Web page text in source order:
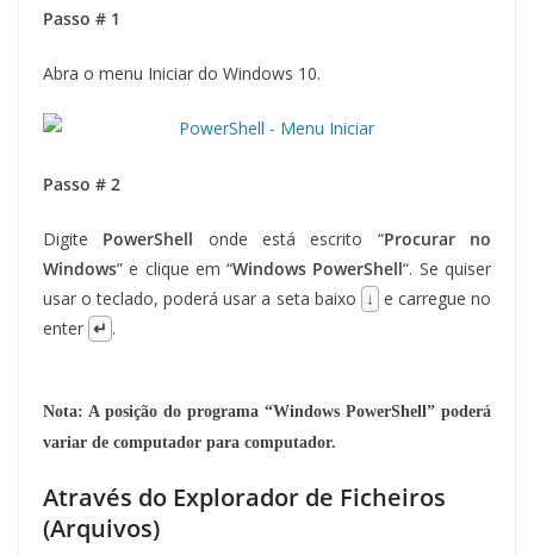
Passo # 1
Abra o menu Iniciar do Windows 10.
Passo # 2
Digite PowerShell onde está escrito “Procurar no
Windows” e clique em “Windows PowerShell“. Se quiser
usar o teclado, poderá usar a seta baixo ↓ e carregue no
enter ↵ .
Nota: A posição do programa “Windows PowerShell” poderá
variar de computador para computador.
Através do Explorador de Ficheiros
(Arquivos)